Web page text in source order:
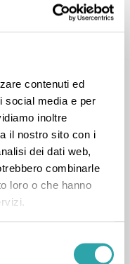
contenuti ed
social media e per
inoltre
il nostro sito con i
dei dati web,
combinarle
loro o che hanno
CONTATTA